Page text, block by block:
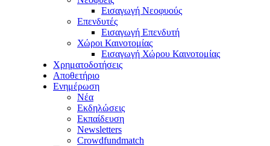
Εισαγωγή Νεοφυούς
Επενδυτές
Εισαγωγή Επενδυτή
Χώροι Καινοτομίας
Εισαγωγή Χώρου Καινοτομίας
Χρηματοδοτήσεις
Αποθετήριο
Ενημέρωση
Νέα
Εκδηλώσεις
Εκπαίδευση
Newsletters
Crowdfundmatch